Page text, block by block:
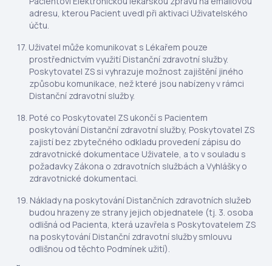
adresu, kterou Pacient uvedl při aktivaci Uživatelského
účtu.
Uživatel může komunikovat s Lékařem pouze
prostřednictvím využití Distanční zdravotní služby.
Poskytovatel ZS si vyhrazuje možnost zajištění jiného
způsobu komunikace, než které jsou nabízeny v rámci
Distanční zdravotní služby.
Poté co Poskytovatel ZS ukončí s Pacientem
poskytování Distanční zdravotní služby, Poskytovatel ZS
zajistí bez zbytečného odkladu provedení zápisu do
zdravotnické dokumentace Uživatele, a to v souladu s
požadavky Zákona o zdravotních službách a Vyhlášky o
zdravotnické dokumentaci.
Náklady na poskytování Distančních zdravotních služeb
budou hrazeny ze strany jejich objednatele (tj. 3. osoba
odlišná od Pacienta, která uzavřela s Poskytovatelem ZS
na poskytování Distanční zdravotní služby smlouvu
odlišnou od těchto Podmínek užití).